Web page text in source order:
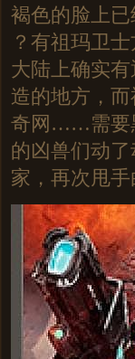
褐色的脸上
？有祖玛卫
大陆上确实
造的地方，
奇网……需要
的凶兽们动
家，再次甩手